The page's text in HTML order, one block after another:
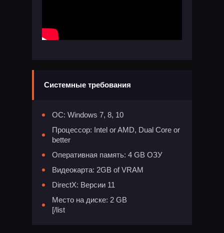
Системные требования
ОС: Windows 7, 8, 10
Процессор: Intel or AMD, Dual Core or
better
Оперативная память: 4 GB ОЗУ
Видеокарта: 2GB of VRAM
DirectX: Версии 11
Место на диске: 2 GB
[/list